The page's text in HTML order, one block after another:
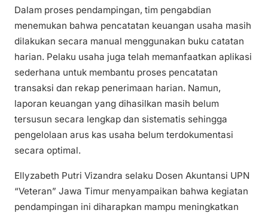
Dalam proses pendampingan, tim pengabdian
menemukan bahwa pencatatan keuangan usaha masih
dilakukan secara manual menggunakan buku catatan
harian. Pelaku usaha juga telah memanfaatkan aplikasi
sederhana untuk membantu proses pencatatan
transaksi dan rekap penerimaan harian. Namun,
laporan keuangan yang dihasilkan masih belum
tersusun secara lengkap dan sistematis sehingga
pengelolaan arus kas usaha belum terdokumentasi
secara optimal.
Ellyzabeth Putri Vizandra selaku Dosen Akuntansi UPN
“Veteran” Jawa Timur menyampaikan bahwa kegiatan
pendampingan ini diharapkan mampu meningkatkan